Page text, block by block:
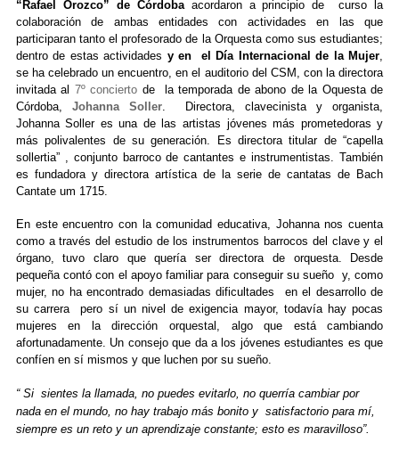
“Rafael Orozco” de Córdobaacordaron a principio de curso la
colaboración de ambas entidades con actividades en las que
participaran tanto el profesorado de la Orquesta como sus estudiantes;
dentro de estas actividades y en el Día Internacional de la Mujer
se ha celebrado un encuentro, en el auditorio del CSM, con la directora
invitada al 7º concierto de la temporada de abono de la Oquesta de
Córdoba, Johanna Soller. Directora, clavecinista y organista,
Johanna Soller es una de las artistas jóvenes más prometedoras y
más polivalentes de su generación. Es directora titular de “capella
sollertia” , conjunto barroco de cantantes e instrumentistas. También
es fundadora y directora artística de la serie de cantatas de Bach
Cantate um 1715.
En este encuentro con la comunidad educativa, Johanna nos cuenta
como a través del estudio de los instrumentos barrocos del clave y el
órgano, tuvo claro que quería ser directora de orquesta. Desde
pequeña contó con el apoyo familiar para conseguir su sueño y, como
mujer, no ha encontrado demasiadas dificultades en el desarrollo de
su carrera pero sí un nivel de exigencia mayor, todavía hay pocas
mujeres en la dirección orquestal, algo que está cambiando
afortunadamente. Un consejo que da a los jóvenes estudiantes es que
confíen en sí mismos y que luchen por su sueño.
“ Si sientes la llamada, no puedes evitarlo, no querría cambiar por
nada en el mundo, no hay trabajo más bonito y satisfactorio para mí,
siempre es un reto y un aprendizaje constante; esto es maravilloso”.